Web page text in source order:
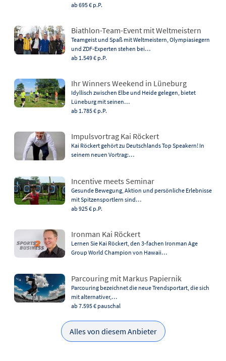
ab 695 € p.P.
Biathlon-Team-Event mit Weltmeistern
Teamgeist und Spaß mit Weltmeistern, Olympiasiegern
und ZDF-Experten stehen bei…
ab 1.549 € p.P.
Ihr Winners Weekend in Lüneburg
Idyllisch zwischen Elbe und Heide gelegen, bietet
Lüneburg mit seinen…
ab 1.785 € p.P.
Impulsvortrag Kai Röckert
Kai Röckert gehört zu Deutschlands Top Speakern! In
seinem neuen Vortrag:…
Incentive meets Seminar
Gesunde Bewegung, Aktion und persönliche Erlebnisse
mit Spitzensportlern sind…
ab 925 € p.P.
Ironman Kai Röckert
Lernen Sie Kai Röckert, den 3-fachen Ironman Age
Group World Champion von Hawaii…
Parcouring mit Markus Papiernik
Parcouring bezeichnet die neue Trendsportart, die sich
mit alternativer,…
ab 7.595 € pauschal
Alles von diesem Anbieter